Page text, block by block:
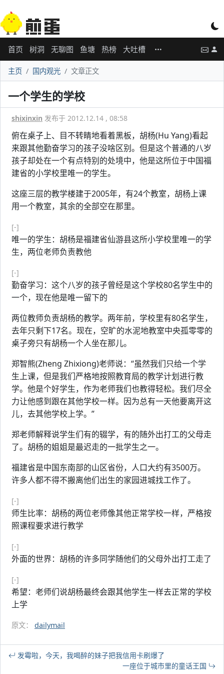
首页 树洞 无聊图 鱼塘 热榜 大吐槽
主页 国内观光 文章正文
一个学生的学校
shixinxin 发布于 2012.12.14 , 08:58
俯在桌子上、目不转睛地看着黑板，胡杨(Hu Yang)看起
来跟其他勤奋学习的孩子没啥区别。但是这个普通的八岁
孩子却处在一个有点特别的处境中，他是这所位于中国福
建省的小学校里唯一的学生。
这座三层的教学楼建于2005年，有24个教室，胡杨上课
用一个教室，其余的全部空在那里。
[-]
唯一的学生：胡杨是福建省仙游县这所小学校里唯一的学
生，两位老师负责教他
[-]
勤奋学习：这个八岁的孩子曾经是这个学校80名学生中的
一个，现在他是唯一留下的
两位教师负责胡杨的教学。两年前，学校里有80名学生，
去年只剩下17名。现在，空旷的水泥地教室中央孤零零的
桌子旁只有胡杨一个人坐在那儿。
郑智熊(Zheng Zhixiong)老师说：“虽然我们只给一个学
生上课，但是我们严格地按照教育局的教学计划进行教
学。他是个好学生，作为老师我们也教得轻松。我们尽全
力让他感到跟在其他学校一样。因为总有一天他要离开这
儿，去其他学校上学。”
郑老师解释说学生们有的辍学，有的随外出打工的父母走
了。胡杨的姐姐是最迟走的一批学生之一。
福建省是中国东南部的山区省份，人口大约有3500万。
许多人都不得不搬离他们出生的家园进城找工作了。
[-]
师生比率：胡杨的两位老师像其他正常学校一样，严格按
照课程要求进行教学
[-]
外面的世界：胡杨的许多同学随他们的父母外出打工走了
[-]
希望：老师们说胡杨最终会跟其他学生一样去正常的学校
上学
原文： dailymail
发霉啦，今天，我喝醉的妹子把我信用卡刷爆了
一座位于城市里的童话王国